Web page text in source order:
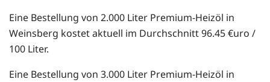
Eine Bestellung von 2.000 Liter Premium-Heizöl in
Weinsberg kostet aktuell im Durchschnitt 96.45 €uro /
100 Liter.
Eine Bestellung von 3.000 Liter Premium-Heizöl in